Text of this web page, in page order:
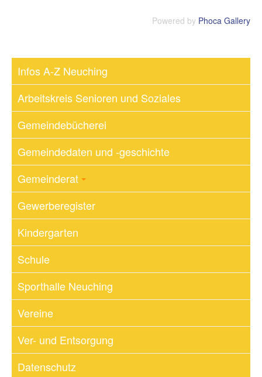
Powered by Phoca Gallery
Infos A-Z Neuching
Arbeitskreis Senioren und Soziales
Gemeindebücherei
Gemeindedaten und -geschichte
Gemeinderat
Gewerberegister
Kindergarten
Schule
Sporthalle Neuching
Vereine
Ver- und Entsorgung
Datenschutz